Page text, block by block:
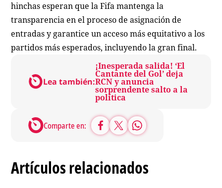
hinchas esperan que la Fifa mantenga la
transparencia en el proceso de asignación de
entradas y garantice un acceso más equitativo a los
partidos más esperados, incluyendo la gran final.
Lea también:
¡Inesperada salida! ‘El
Cantante del Gol’ deja
RCN y anuncia
sorprendente salto a la
política
Comparte en:
Artículos relacionados